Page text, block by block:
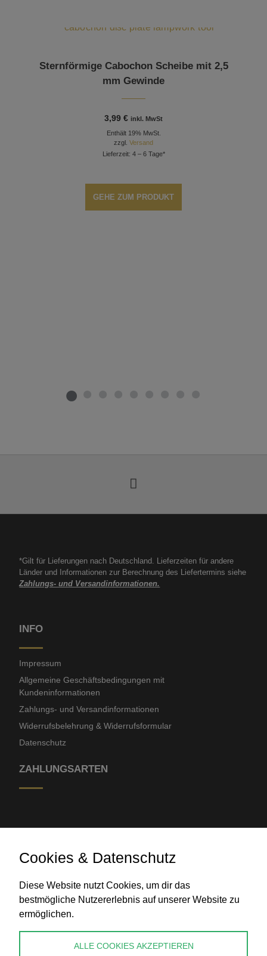
Dieses Produkt weist mehrere Varianten auf. Die Optionen können auf der Produktseite gewählt werden
Sternförmige Cabochon Scheibe mit 2,5
mm Gewinde
3,99€ inkl. MwSt
Enthält 19% MwSt.
zzgl.Versand
Lieferzeit: 4 – 6 Tage*
GEHE ZUM PRODUKT
*Gilt für Lieferungen nach Deutschland. Lieferzeiten für andere
Länder und Informationen zur Berechnung des Liefertermins siehe
Zahlungs- und Versandinformationen.
INFO
Impressum
Allgemeine Geschäftsbedingungen mit
Kundeninformationen
Zahlungs- und Versandinformationen
Widerrufsbelehrung & Widerrufsformular
Datenschutz
ZAHLUNGSARTEN
Banküberweisung
Cookies & Datenschutz
Diese Website nutzt Cookies, um dir das
bestmögliche Nutzererlebnis auf unserer Website zu
ermöglichen.
ALLE COOKIES AKZEPTIEREN